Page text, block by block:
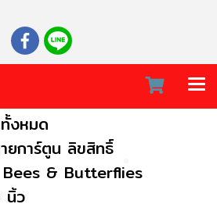
งหมด
ยการ์ตูน ลิขสิทธิ์
& Butterflies
นิ้ว